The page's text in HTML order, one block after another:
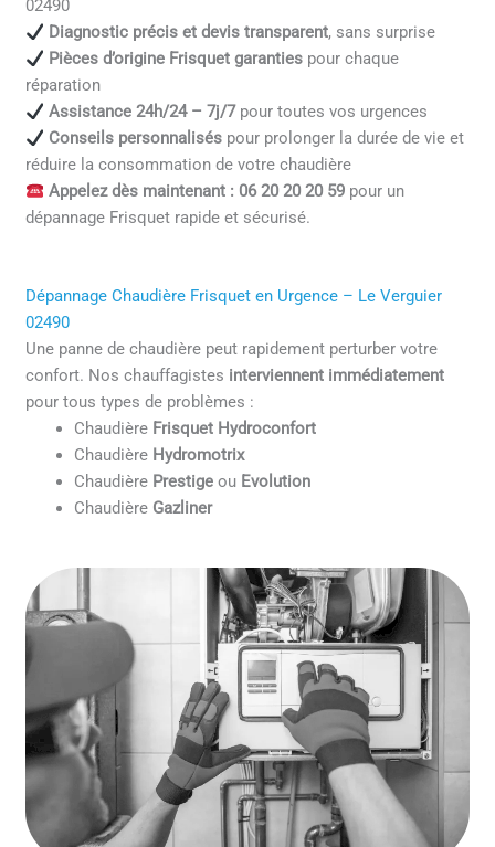
02490
Diagnostic précis et devis transparent, sans surprise
Pièces d’origine Frisquet garantiespour chaque
réparation
Assistance 24h/24 – 7j/7pour toutes vos urgences
Conseils personnaliséspour prolonger la durée de vie et
réduire la consommation de votre chaudière
Appelez dès maintenant : 06 20 20 20 59pour un
dépannage Frisquet rapide et sécurisé.
Dépannage Chaudière Frisquet en Urgence – Le Verguier
02490
Une panne de chaudière peut rapidement perturber votre
confort. Nos chauffagistes interviennent immédiatement
pour tous types de problèmes :
Chaudière Frisquet Hydroconfort
Chaudière Hydromotrix
Chaudière Prestige ou Evolution
Chaudière Gazliner